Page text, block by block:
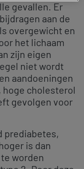
gevallen. Er
aan de
overgewicht en
het lichaam
zijn eigen
niet wordt
aandoeningen
cholesterol
gevolgen voor
prediabetes,
is dan
worden